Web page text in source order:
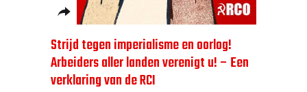
Strijd tegen imperialisme en oorlog!
Arbeiders aller landen verenigt u! – Een
verklaring van de RCI